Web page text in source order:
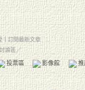
訂閱最新文章
論區／
投票區 影像館 推